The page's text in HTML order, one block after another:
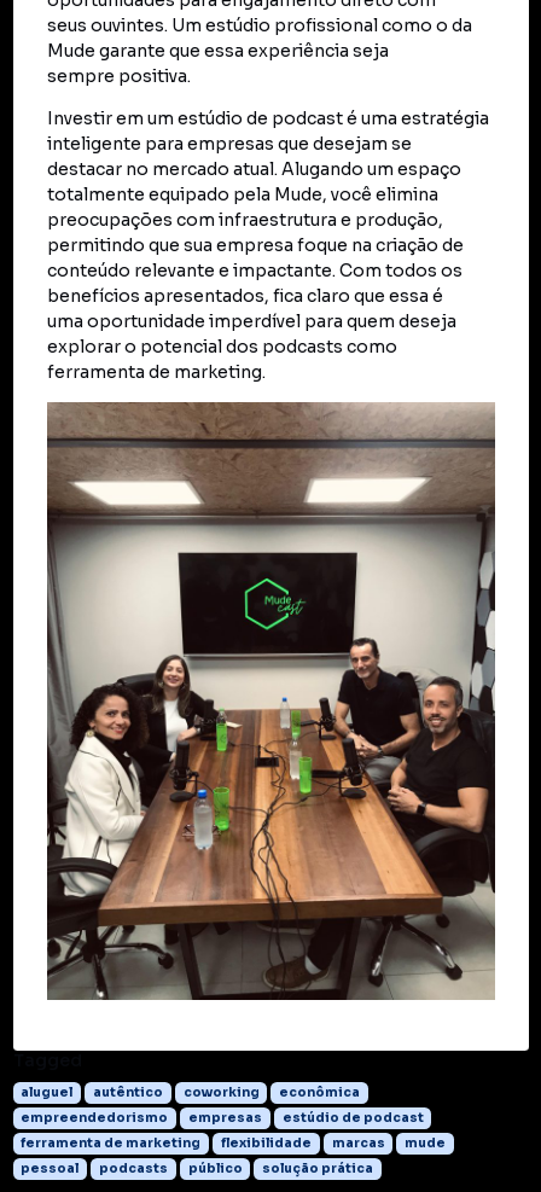
seus ouvintes. Um estúdio profissional como o da
Mude garante que essa experiência seja
sempre positiva.
Investir em um estúdio de podcast é uma estratégia
inteligente para empresas que desejam se
destacar no mercado atual. Alugando um espaço
totalmente equipado pela Mude, você elimina
preocupações com infraestrutura e produção,
permitindo que sua empresa foque na criação de
conteúdo relevante e impactante. Com todos os
benefícios apresentados, fica claro que essa é
uma oportunidade imperdível para quem deseja
explorar o potencial dos podcasts como
ferramenta de marketing.
aluguel autêntico coworking
econômica
empreendedorismo
empresas
estúdio de podcast
ferramenta de marketing
flexibilidade marcas
mude
pessoal
podcasts público solução prática